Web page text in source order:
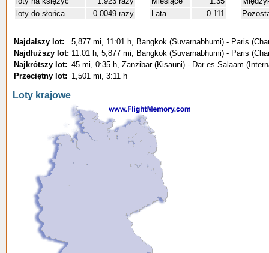
loty do słońca
0.0049 razy
Lata
0.111
Najdalszy lot:
5,877 mi, 11:01 h, Bangkok (Suvarnabhumi) - Paris
Najdłuższy lot: 11:01 h, 5,877 mi, Bangkok (Suvarnabhumi) - Paris
Najkrótszy lot: 45 mi, 0:35 h, Zanzibar (Kisauni) - Dar es Salaam
Przeciętny lot: 1,501 mi, 3:11 h
Loty krajowe